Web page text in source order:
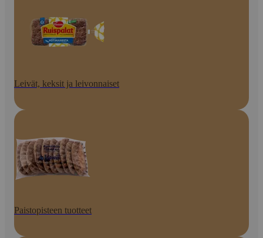
Leivät, keksit ja leivonnaiset
Paistopisteen tuotteet